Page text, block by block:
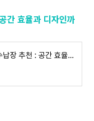
간 효율과 디자인까
2025 주방렌지대 수납장 추천 : 공간 효율과 디자인까지 갖춘 제품